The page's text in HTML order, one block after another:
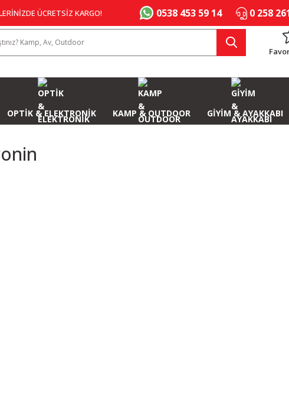
ÜCRETSİZ KARGO! 0538 453 59 14 0 258
OPTİK & ELEKTRONİK KAMP & OUTDOOR GİYİM & AYAKKABI